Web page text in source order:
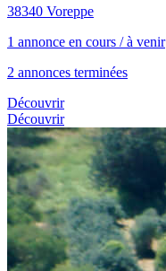
38340 Voreppe
1 annonce en cours / à venir
2 annonces terminées
Découvrir
Découvrir